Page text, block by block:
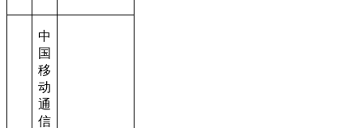
中
国
移
动
通
信